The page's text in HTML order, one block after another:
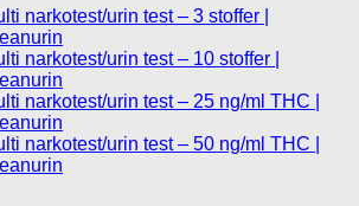
narkotest/urin test – 3 stoffer |
narkotest/urin test – 10 stoffer |
narkotest/urin test – 25 ng/ml THC |
narkotest/urin test – 50 ng/ml THC |